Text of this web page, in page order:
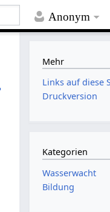
Anonym
Mehr
Links auf diese
Druckversion
Kategorien
Wasserwacht
Bildung